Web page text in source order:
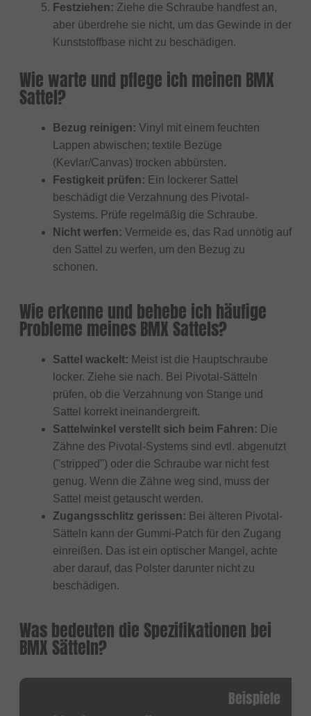
Festziehen: Ziehe die Schraube handfest an,
aber überdrehe sie nicht, um das Gewinde in der
Kunststoffbase nicht zu beschädigen.
Wie warte und pflege ich meinen BMX
Sattel?
Bezug reinigen: Vinyl mit einem feuchten
Lappen abwischen; textile Bezüge
(Kevlar/Canvas) trocken abbürsten.
Festigkeit prüfen: Ein lockerer Sattel
beschädigt die Verzahnung des Pivotal-
Systems. Prüfe regelmäßig die Schraube.
Nicht werfen: Vermeide es, das Rad unnötig auf
den Sattel zu werfen, um den Bezug zu
schonen.
Wie erkenne und behebe ich häufige
Probleme meines BMX Sattels?
Sattel wackelt: Meist ist die Hauptschraube
locker. Ziehe sie nach. Bei Pivotal-Sätteln
prüfen, ob die Verzahnung von Stange und
Sattel korrekt ineinandergreift.
Sattelwinkel verstellt sich beim Fahren: Die
Zähne des Pivotal-Systems sind evtl. abgenutzt
("stripped") oder die Schraube war nicht fest
genug. Wenn die Zähne weg sind, muss der
Sattel meist getauscht werden.
Zugangsschlitz gerissen: Bei älteren Pivotal-
Sätteln kann der Gummi-Patch für den Zugang
einreißen. Das ist ein optischer Mangel, achte
aber darauf, das Polster darunter nicht zu
beschädigen.
Was bedeuten die Spezifikationen bei
BMX Sätteln?
Beispiele